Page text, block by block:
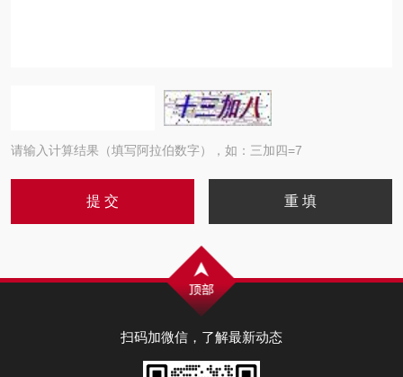
请输入计算结果（填写阿拉伯数字），如：三加四=7
扫码加微信，了解最新动态